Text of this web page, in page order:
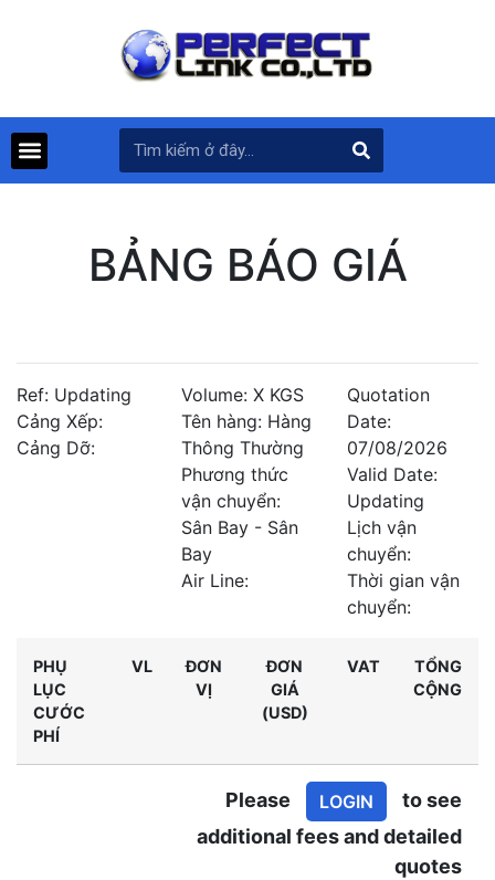
BẢNG BÁO GIÁ
Ref: Updating
Cảng Xếp:
Cảng Dỡ:
Volume: X KGS
Tên hàng: Hàng
Thông Thường
Phương thức
vận chuyển:
Sân Bay - Sân
Bay
Air Line:
Quotation
Date:
07/08/2026
Valid Date:
Updating
Lịch vận
chuyển:
Thời gian vận
chuyển:
PHỤ
LỤC
CƯỚC
PHÍ
VL
ĐƠN
VỊ
ĐƠN
GIÁ
(USD)
VAT
TỔNG
CỘNG
Please LOGIN
to see
additional fees and detailed
quotes